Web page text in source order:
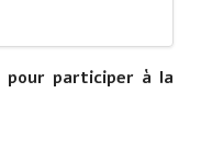
pour participer à la